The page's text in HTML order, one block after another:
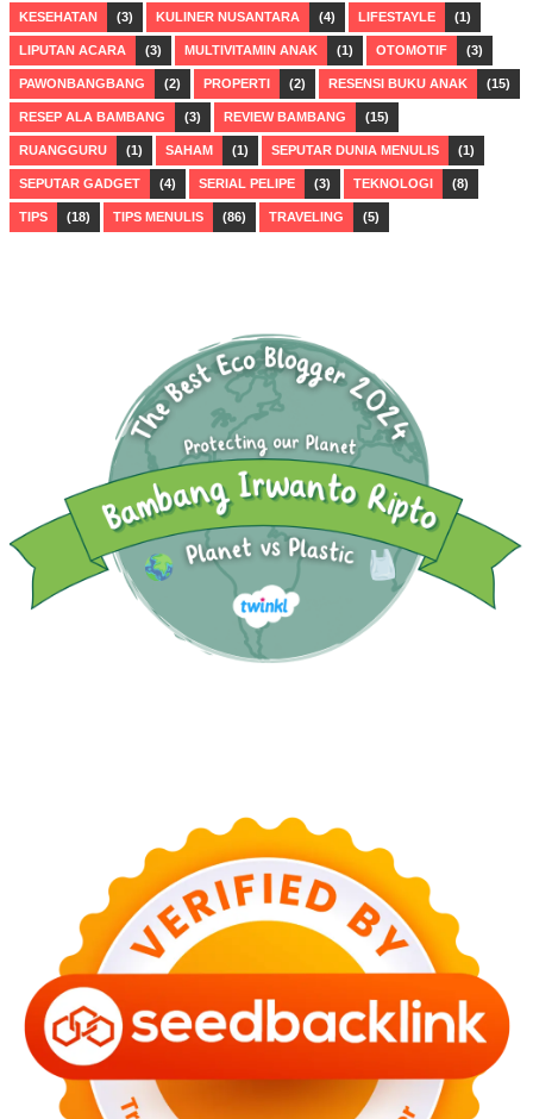
KESEHATAN (3) KULINER NUSANTARA (4) LIFESTAYLE (1)
LIPUTAN ACARA (3) MULTIVITAMIN ANAK (1) OTOMOTIF (3)
PAWONBANGBANG (2) PROPERTI (2) RESENSI BUKU ANAK (15)
RESEP ALA BAMBANG (3) REVIEW BAMBANG (15)
RUANGGURU (1) SAHAM (1) SEPUTAR DUNIA MENULIS (1)
SEPUTAR GADGET (4) SERIAL PELIPE (3) TEKNOLOGI (8)
TIPS (18) TIPS MENULIS (86) TRAVELING (5)